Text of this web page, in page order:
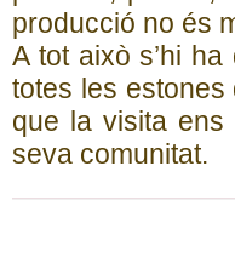
producció no és
A tot això s’hi
totes les estones
que la visita
seva comunitat.